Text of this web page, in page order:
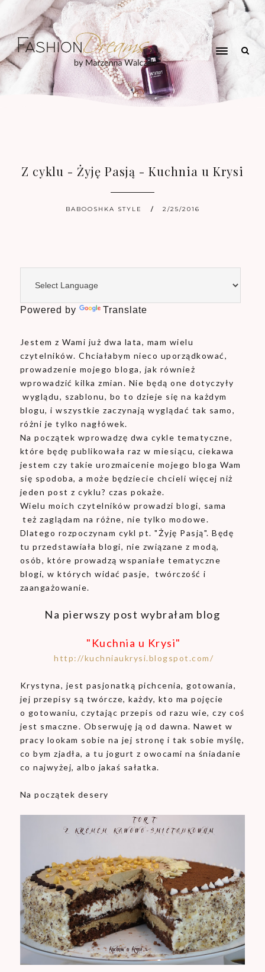
Z cyklu - Żyję Pasją - Kuchnia u Krysi
BABOOSHKA STYLE 2/25/2016
Powered by Translate
Jestem z Wami już dwa lata, mam wielu
czytelników. Chciałabym nieco uporządkować,
prowadzenie mojego bloga, jak również
wprowadzić kilka zmian. Nie będą one dotyczyły
wyglądu, szablonu, bo to dzieje się na każdym
blogu, i wszystkie zaczynają wyglądać tak samo,
różni je tylko nagłówek.
Na początek wprowadzę dwa cykle tematyczne,
które będę publikowała raz w miesiącu, ciekawa
jestem czy takie urozmaicenie mojego bloga Wam
się spodoba, a może będziecie chcieli więcej niż
jeden post z cyklu? czas pokaże.
Wielu moich czytelników prowadzi blogi, sama
też zaglądam na różne, nie tylko modowe.
Dlatego rozpoczynam cykl pt. "Żyję Pasją". Będę
tu przedstawiała blogi, nie związane z modą,
osób, które prowadzą wspaniałe tematyczne
blogi, w których widać pasje, twórczość i
zaangażowanie.
Na pierwszy post wybrałam blog
"Kuchnia u Krysi"
http://kuchniaukrysi.blogspot.com/
Krystyna, jest pasjonatką pichcenia, gotowania,
jej przepisy są twórcze, każdy, kto ma pojęcie
o gotowaniu, czytając przepis od razu wie, czy coś
jest smaczne. Obserwuję ją od dawna. Nawet w
pracy lookam sobie na jej stronę i tak sobie myślę,
co bym zjadła, a tu jogurt z owocami na śniadanie
co najwyżej, albo jakaś sałatka.
Na początek desery